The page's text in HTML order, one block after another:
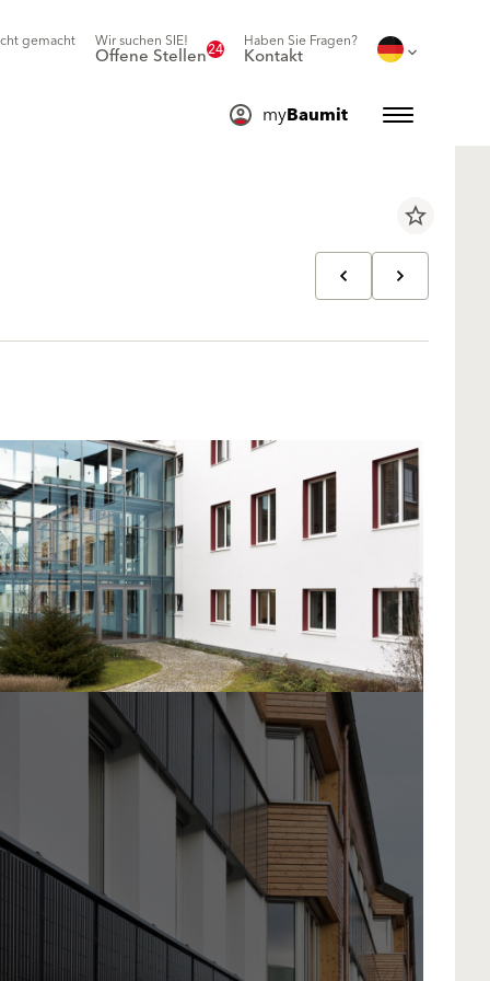
gemacht Wir suchen SIE!
Offene Stellen24 Haben Sie Fragen?
Kontakt
myBaumit
star_border